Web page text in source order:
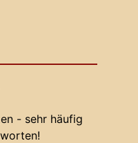
- sehr häufig